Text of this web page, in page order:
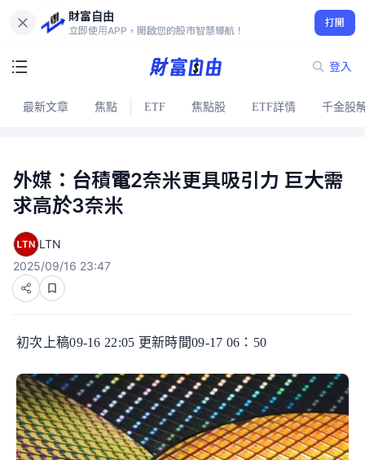
財富自由
立即使用APP，開啟您的股市智慧導航！
打開
登入
最新文章 焦點 ETF 焦點股 ETF詳情 千金股
外媒：台積電2奈米更具吸引力 巨大需
求高於3奈米
LTN
2025/09/16 23:47
初次上稿09-16 22:05 更新時間09-17 06：50